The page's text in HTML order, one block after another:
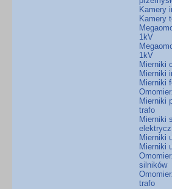
Kamery
Kamery
1kV
1kV
Mierniki
Mierniki
Mierniki
Mierniki
trafo
Mierniki
Mierniki
Mierniki
silników
trafo